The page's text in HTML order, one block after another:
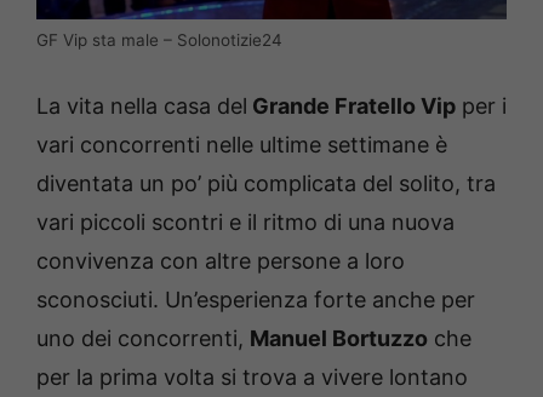
GF Vip sta male – Solonotizie24
La vita nella casa del Grande Fratello Vip per i
vari concorrenti nelle ultime settimane è
diventata un po’ più complicata del solito, tra
vari piccoli scontri e il ritmo di una nuova
convivenza con altre persone a loro
sconosciuti. Un’esperienza forte anche per
uno dei concorrenti, Manuel Bortuzzo che
per la prima volta si trova a vivere lontano